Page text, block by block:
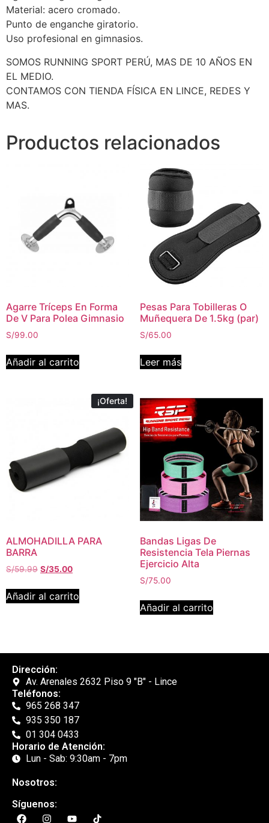
Material: acero cromado.
Punto de enganche giratorio.
Uso profesional en gimnasios.
SOMOS RUNNING SPORT PERÚ, MAS DE 10 AÑOS EN
EL MEDIO.
CONTAMOS CON TIENDA FÍSICA EN LINCE, REDES Y
MAS.
Productos relacionados
Agarre Tríceps En Forma
De V Para Polea Gimnasio
S/99.00
Añadir al carrito
Pesas Para Tobilleras O
Muñequera De 1.5kg (par)
S/65.00
Leer más
¡Oferta!
ALMOHADILLA PARA
BARRA
S/59.99 S/35.00
Añadir al carrito
Bandas Ligas De
Resistencia Tela Piernas
Ejercicio Alta
S/75.00
Añadir al carrito
Dirección:
Av. Arenales 2632 Piso 9 "B" - Lince
Teléfonos:
965 268 347
935 350 187
01 304 0433
Horario de Atención:
Lun - Sab: 9:30am - 7pm
Nosotros:
Síguenos: